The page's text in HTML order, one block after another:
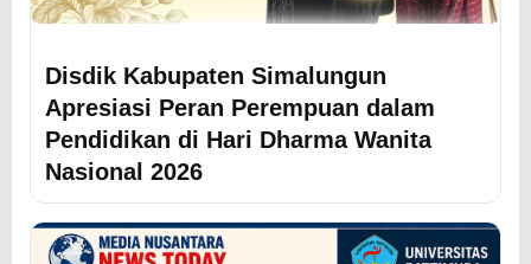
Disdik Kabupaten Simalungun
Apresiasi Peran Perempuan dalam
Pendidikan di Hari Dharma Wanita
Nasional 2026